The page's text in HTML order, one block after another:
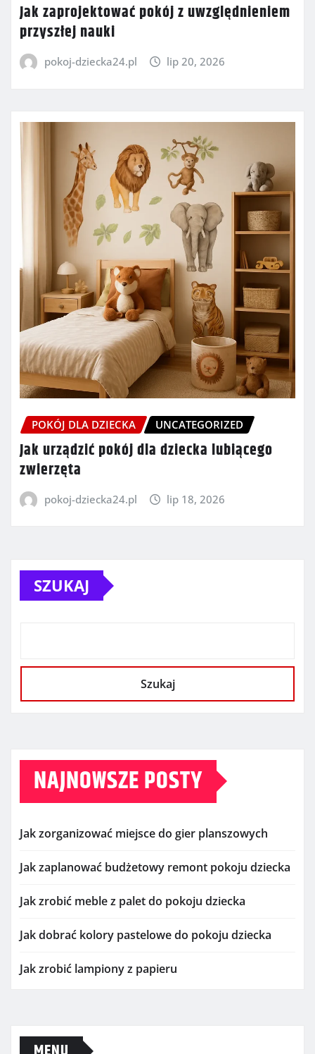
Jak zaprojektować pokój z uwzględnieniem
przyszłej nauki
pokoj-dziecka24.pl lip 20, 2026
POKÓJ DLA DZIECKA UNCATEGORIZED
Jak urządzić pokój dla dziecka lubiącego
zwierzęta
pokoj-dziecka24.pl lip 18, 2026
SZUKAJ
Szukaj
NAJNOWSZE POSTY
Jak zorganizować miejsce do gier planszowych
Jak zaplanować budżetowy remont pokoju dziecka
Jak zrobić meble z palet do pokoju dziecka
Jak dobrać kolory pastelowe do pokoju dziecka
Jak zrobić lampiony z papieru